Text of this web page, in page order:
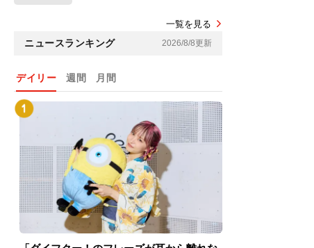
一覧を見る
ニュースランキング 2026/8/8更新
デイリー 週間 月間